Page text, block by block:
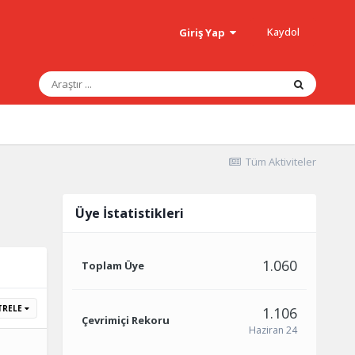
Giriş Yap Kaydol
Tüm Aktiviteler
Üye İstatistikleri
Toplam Üye 1.060
Çevrimiçi Rekoru 1.106
Haziran 24